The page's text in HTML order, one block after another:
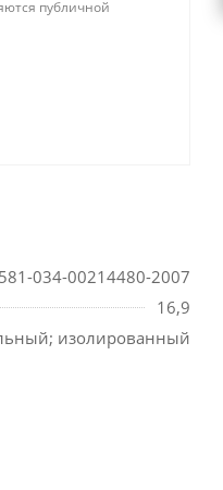
публичной
034-00214480-2007
16,9
изолированный